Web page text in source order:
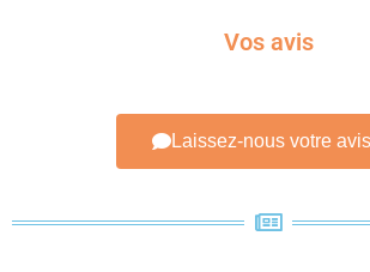
Vos avis
Laissez-nous votre